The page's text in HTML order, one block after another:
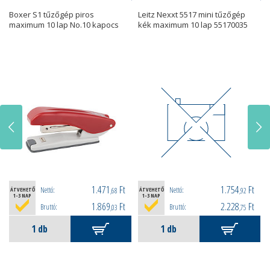
Boxer S1 tűzőgép piros
maximum 10 lap No.10 kapocs
ÁTVEHETŐ
1-3 NAP
Nettó: 1.471 ,68 Ft
Bruttó: 1.869,03 Ft
Leitz Nexxt 5517 mini tűzőgép
kék maximum 10 lap 55170035
ÁTVEHETŐ
1-3 NAP
Nettó: 1.754,92 Ft
Bruttó: 2.228,75 Ft